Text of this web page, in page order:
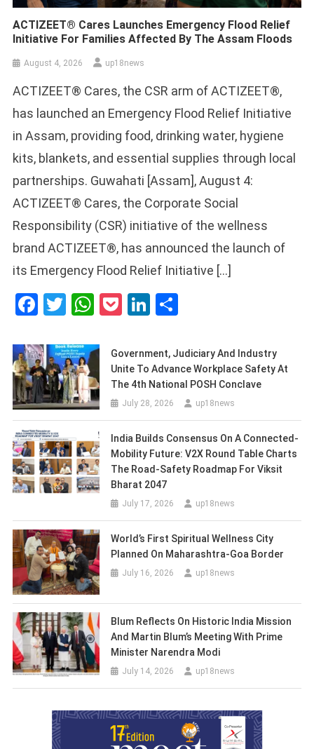
ACTIZEET® Cares Launches Emergency Flood Relief
Initiative For Families Affected By The Assam Floods
August 4, 2026 up18news
ACTIZEET® Cares, the CSR arm of ACTIZEET®,
has launched an Emergency Flood Relief Initiative
in Assam, providing food, drinking water, hygiene
kits, blankets, and essential supplies through local
partnerships. Guwahati [Assam], August 4:
ACTIZEET® Cares, the Corporate Social
Responsibility (CSR) initiative of the wellness
brand ACTIZEET®, has announced the launch of
its Emergency Flood Relief Initiative […]
Facebook
Twitter
WhatsApp
PocketLinkedIn
Government, Judiciary And Industry
Unite To Advance Workplace Safety At
The 4th National POSH Conclave
July 28, 2026 up18news
India Builds Consensus On A Connected-
Mobility Future: V2X Round Table Charts
The Road-Safety Roadmap For Viksit
Bharat 2047
July 17, 2026 up18news
World’s First Spiritual Wellness City
Planned On Maharashtra-Goa Border
July 16, 2026 up18news
Blum Reflects On Historic India Mission
And Martin Blum’s Meeting With Prime
Minister Narendra Modi
July 14, 2026 up18news